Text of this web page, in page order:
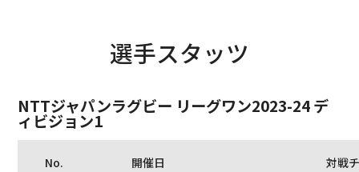
選手スタッツ
NTTジャパンラグビー リーグワン2023-24 デ
ィビジョン1
No. 開催日 対戦